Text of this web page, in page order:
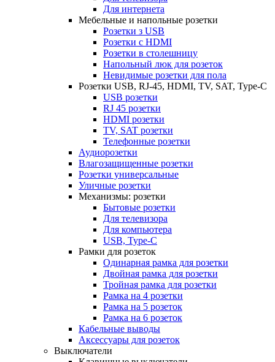
Для интернета
Мебельные и напольные розетки
Розетки з USB
Розетки c HDMI
Розетки в столешницу
Напольный люк для розеток
Невидимые розетки для пола
Розетки USB, RJ-45, HDMI, TV, SAT, Type-C
USB розетки
RJ 45 розетки
HDMI розетки
TV, SAT розетки
Телефонные розетки
Аудиорозетки
Влагозащищенные розетки
Розетки универсальные
Уличные розетки
Механизмы: розетки
Бытовые розетки
Для телевизора
Для компьютера
USB, Type-C
Рамки для розеток
Одинарная рамка для розетки
Двойная рамка для розетки
Тройная рамка для розетки
Рамка на 4 розетки
Рамка на 5 розеток
Рамка на 6 розеток
Кабельные выводы
Аксессуары для розеток
Выключатели